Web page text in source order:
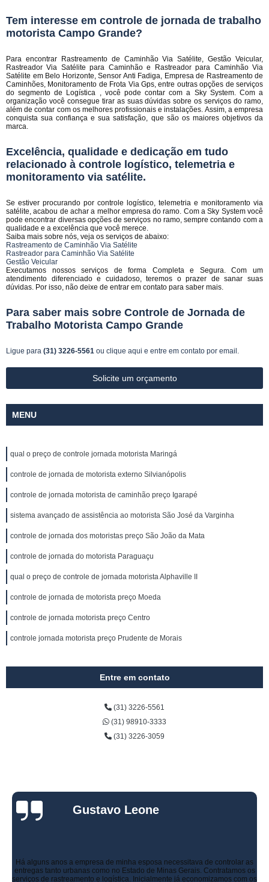
Tem interesse em controle de jornada de trabalho
motorista Campo Grande?
Para encontrar Rastreamento de Caminhão Via Satélite, Gestão Veicular,
Rastreador Via Satélite para Caminhão e Rastreador para Caminhão Via
Satélite em Belo Horizonte, Sensor Anti Fadiga, Empresa de Rastreamento de
Caminhões, Monitoramento de Frota Via Gps, entre outras opções de serviços
do segmento de Logística , você pode contar com a Sky System. Com a
organização você consegue tirar as suas dúvidas sobre os serviços do ramo,
além de contar com os melhores profissionais e instalações. Assim, a empresa
conquista sua confiança e sua satisfação, que são os maiores objetivos da
marca.
Excelência, qualidade e dedicação em tudo
relacionado à controle logístico, telemetria e
monitoramento via satélite.
Se estiver procurando por controle logístico, telemetria e monitoramento via
satélite, acabou de achar a melhor empresa do ramo. Com a Sky System você
pode encontrar diversas opções de serviços no ramo, sempre contando com a
qualidade e a excelência que você merece.
Saiba mais sobre nós, veja os serviços de abaixo:
Rastreamento de Caminhão Via Satélite
Rastreador para Caminhão Via Satélite
Gestão Veicular
Executamos nossos serviços de forma Completa e Segura. Com um
atendimento diferenciado e cuidadoso, teremos o prazer de sanar suas
dúvidas. Por isso, não deixe de entrar em contato para saber mais.
Para saber mais sobre Controle de Jornada de
Trabalho Motorista Campo Grande
Ligue para (31) 3226-5561 ou clique aqui e entre em contato por email.
Solicite um orçamento
MENU
qual o preço de controle jornada motorista Maringá
controle de jornada de motorista externo Silvianópolis
controle de jornada motorista de caminhão preço Igarapé
sistema avançado de assistência ao motorista São José da Varginha
controle de jornada dos motoristas preço São João da Mata
controle de jornada do motorista Paraguaçu
qual o preço de controle de jornada motorista Alphaville II
controle de jornada de motorista preço Moeda
controle de jornada motorista preço Centro
controle jornada motorista preço Prudente de Morais
Entre em contato
(31) 3226-5561
(31) 98910-3333
(31) 3226-3059
Gustavo Leone
Há alguns anos a empresa de minha esposa necessitava de controlar as
entregas tanto urbanas como no Estado de Minas Gerais. Contratamos os
serviços de rastreamento e logística. Inicialmente já economizamos com os